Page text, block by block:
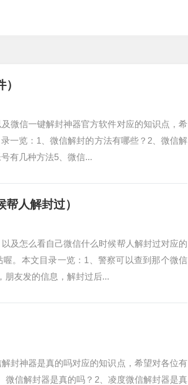
微信一键解封神器官方软件对应的知识点，希
一览：1、微信解封的方法有哪些？2、微信解
有几种方法5、微信...
人解封过）
及怎么看自己微信什么时候帮人解封过对应的
。本文目录一览：1、警察可以查到那个微信
朋友发的信息，解封过后...
封神器是真的吗对应的知识点，希望对各位有
微信解封器是真的吗？2、凌度微信解封器是真